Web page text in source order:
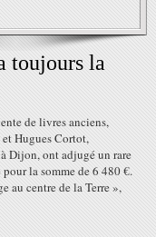
toujours la
de livres anciens,
Hugues Cortot,
Dijon, ont adjugé un rare
la somme de 6 480 €.
au centre de la Terre »,